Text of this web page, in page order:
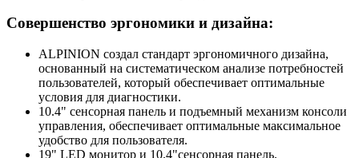
Совершенство эргономики и дизайна:
ALPINION создал стандарт эргономичного дизайна,
основанный на систематическом анализе потребностей
пользователей, который обеспечивает оптимальные
условия для диагностики.
10.4" сенсорная панель и подъемный механизм консоли
управления, обеспечивает оптимальные максимальное
удобство для пользователя.
19" LED монитор и 10.4"сенсорная панель.